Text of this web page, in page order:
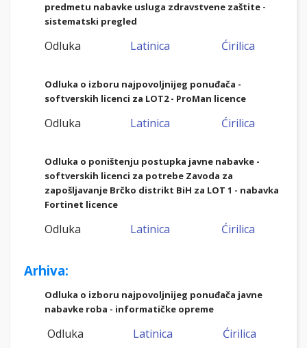
predmetu nabavke usluga zdravstvene zaštite -
sistematski pregled
Odluka Latinica Ćirilica
Odluka o izboru najpovoljnijeg ponuđača -
softverskih licenci za LOT2 - ProMan licence
Odluka Latinica Ćirilica
Odluka o poništenju postupka javne nabavke -
softverskih licenci za potrebe Zavoda za
zapošljavanje Brčko distrikt BiH za LOT 1 - nabavka
Fortinet licence
Odluka Latinica Ćirilica
Arhiva:
Odluka o izboru najpovoljnijeg ponuđača javne
nabavke roba - informatičke opreme
Odluka Latinica Ćirilica